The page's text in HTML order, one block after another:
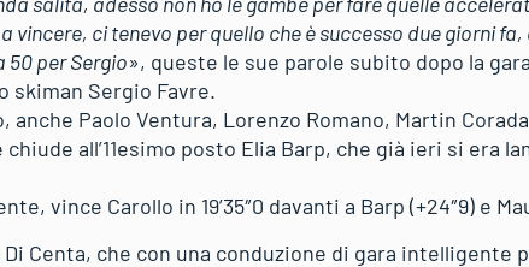
vincere, ci tenevo per quello che è successo due giorni
50 per Sergio», queste le sue parole subito dopo la
skiman Sergio Favre.
Paolo Ventura, Lorenzo Romano, Martin
all’11esimo posto Elia Barp, che già ieri si era
vince Carollo in 19’35″0 davanti a Barp (+24″9) e
Centa, che con una conduzione di gara intelligente